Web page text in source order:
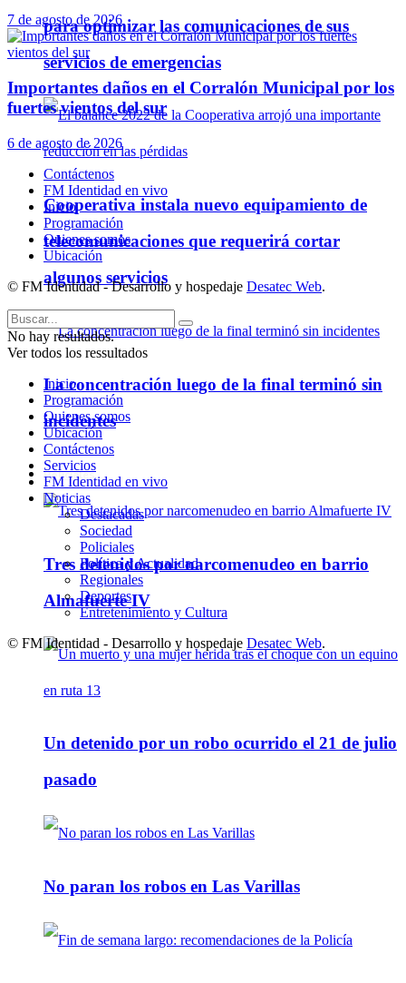
para optimizar las comunicaciones de sus
servicios de emergencias
Cooperativa instala nuevo equipamiento de
telecomunicaciones que requerirá cortar
algunos servicios
La concentración luego de la final terminó sin
incidentes
Policiales
Tres detenidos por narcomenudeo en barrio
Almafuerte IV
Un detenido por un robo ocurrido el 21 de julio
pasado
No paran los robos en Las Varillas
7 de agosto de 2026
Importantes daños en el Corralón Municipal por los
fuertes vientos del sur
6 de agosto de 2026
Contáctenos
FM Identidad en vivo
Inicio
Programación
Quienes somos
Ubicación
© FM Identidad - Desarrollo y hospedaje Desatec Web.
No hay resultados.
Ver todos los ressultados
Inicio
Programación
Quienes somos
Ubicación
Contáctenos
Servicios
FM Identidad en vivo
Noticias
Destacadas
Sociedad
Policiales
Política y Actualidad
Regionales
Deportes
Entretenimiento y Cultura
© FM Identidad - Desarrollo y hospedaje Desatec Web.